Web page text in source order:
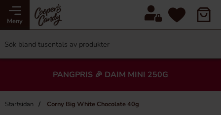
Meny
PANGPRIS 🎉 DAIM MINI 250G
Startsidan Corny Big White Chocolate 40g